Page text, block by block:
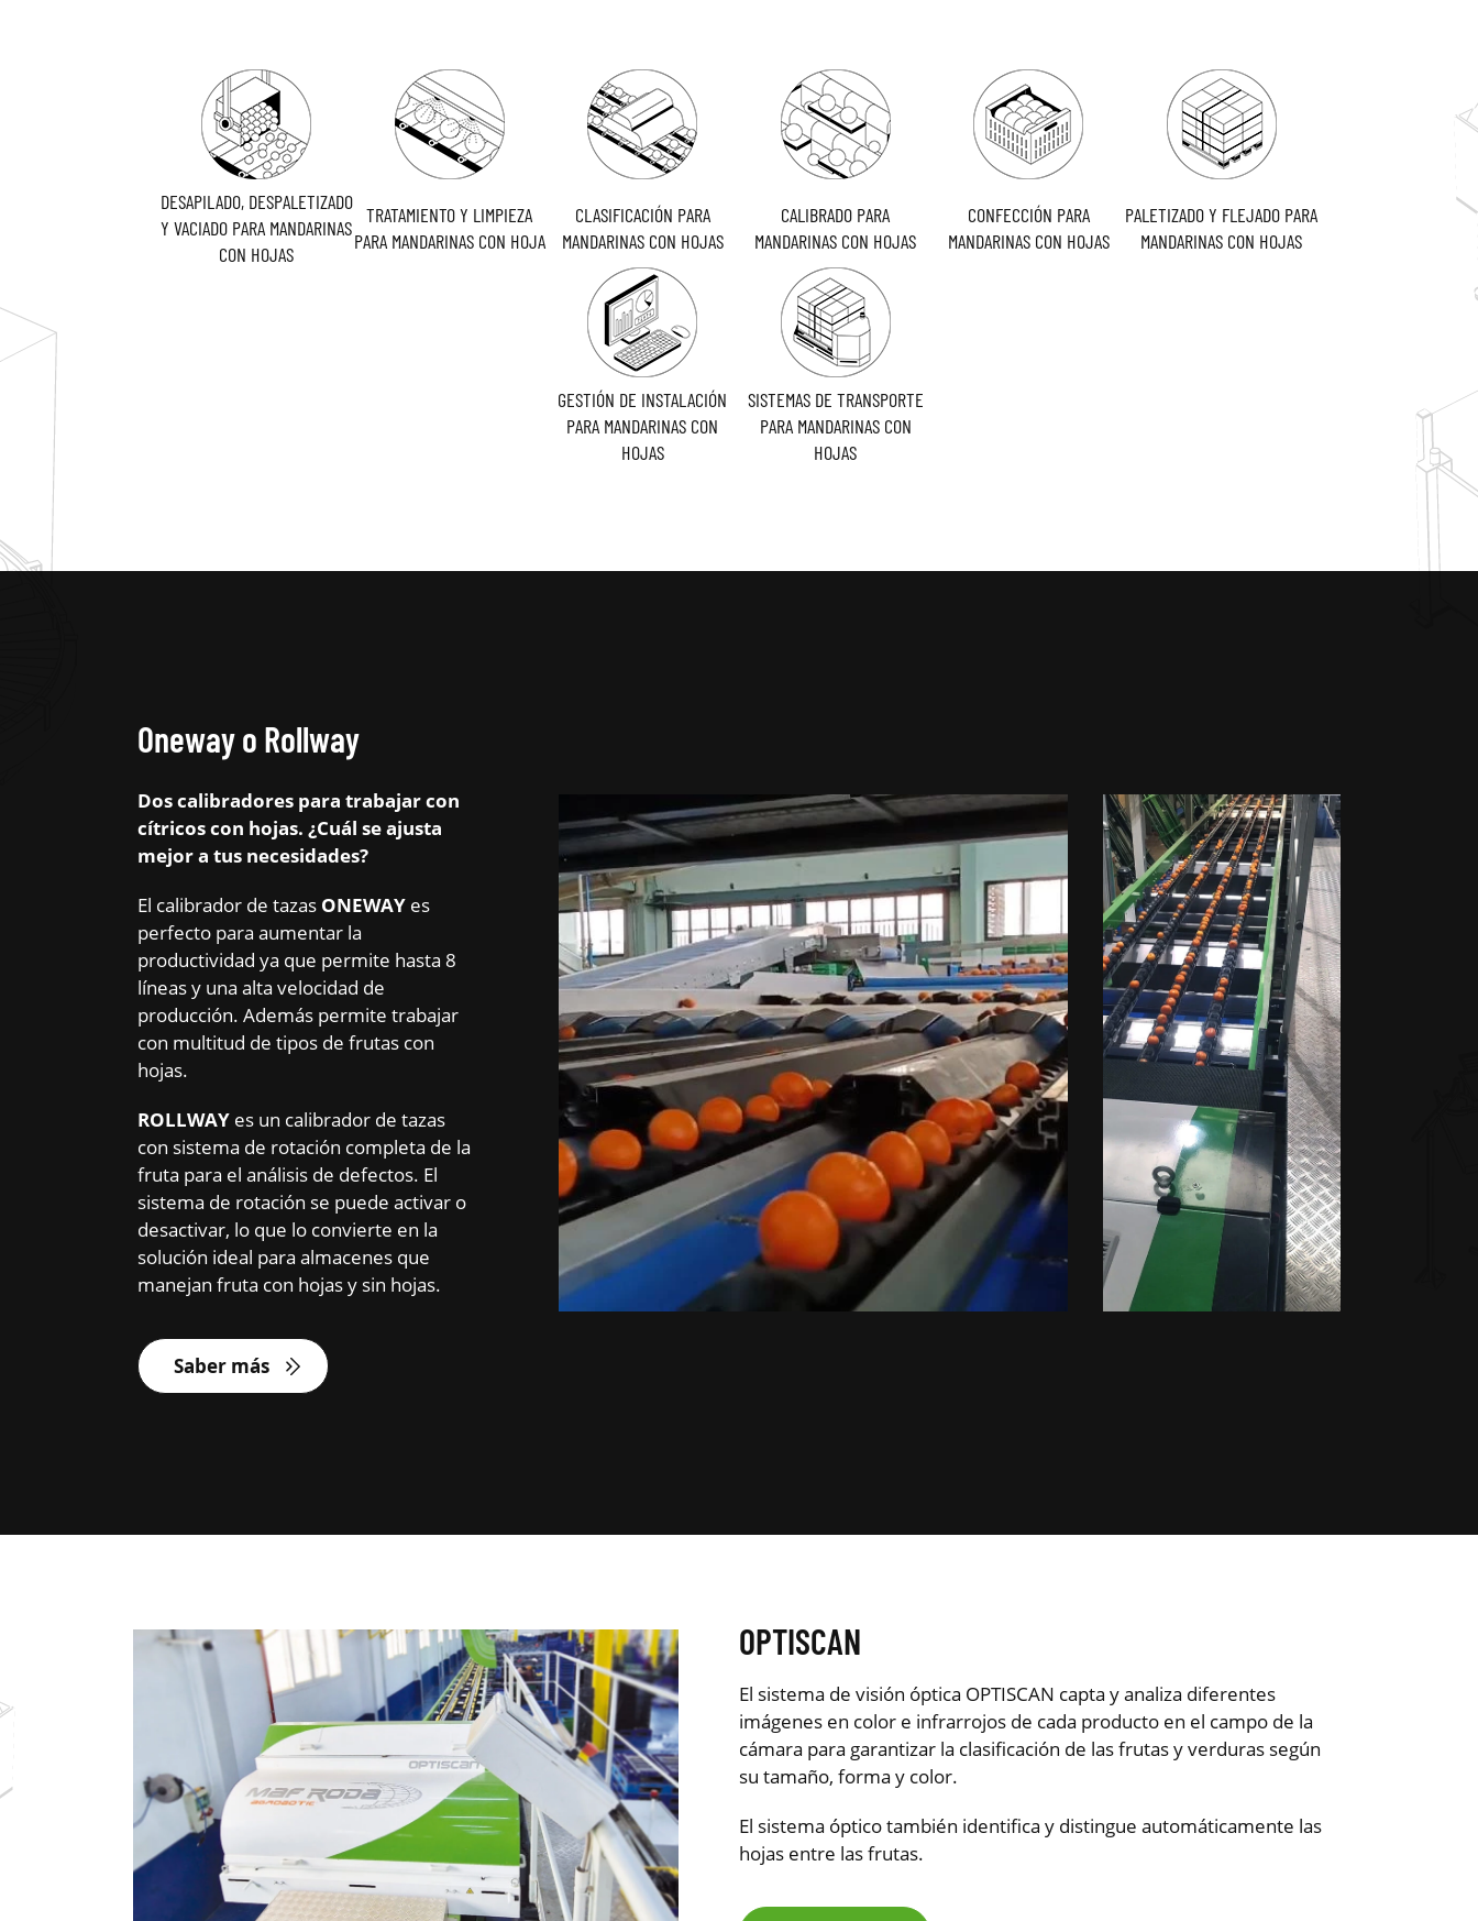
DESAPILADO, DESPALETIZADO
Y VACIADO PARA MANDARINAS
CON HOJAS
TRATAMIENTO Y LIMPIEZA
PARA MANDARINAS CON HOJA
CLASIFICACIÓN PARA
MANDARINAS CON HOJAS
CALIBRADO PARA
MANDARINAS CON HOJAS
CONFECCIÓN PARA
MANDARINAS CON HOJAS
PALETIZADO Y FLEJADO PARA
MANDARINAS CON HOJAS
GESTIÓN DE INSTALACIÓN
PARA MANDARINAS CON
HOJAS
SISTEMAS DE TRANSPORTE
PARA MANDARINAS CON
HOJAS
Oneway o Rollway
Dos calibradores para trabajar con
cítricos con hojas. ¿Cuál se ajusta
mejor a tus necesidades?
El calibrador de tazas ONEWAYes
perfecto para aumentar la
productividad ya que permite hasta 8
líneas y una alta velocidad de
producción. Además permite trabajar
con multitud de tipos de frutas con
hojas.
ROLLWAYes un calibrador de tazas
con sistema de rotación completa de la
fruta para el análisis de defectos. El
sistema de rotación se puede activar o
desactivar, lo que lo convierte en la
solución ideal para almacenes que
manejan fruta con hojas y sin hojas.
Saber más
OPTISCAN
El sistema de visión óptica OPTISCAN capta y analiza diferentes
imágenes en color e infrarrojos de cada producto en el campo de la
cámara para garantizar la clasificación de las frutas y verduras según
su tamaño, forma y color.
El sistema óptico también identifica y distingue automáticamente las
hojas entre las frutas.